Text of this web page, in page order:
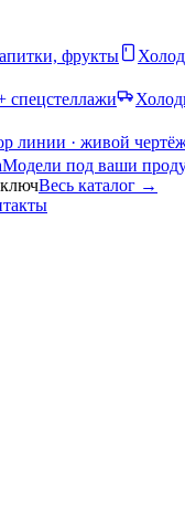
фрукты
спецстеллажи
линии · живой
Модели под ваши
Весь каталог →